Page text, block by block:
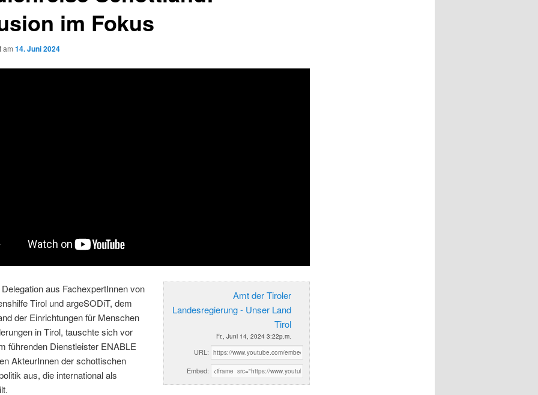
im Fokus
am 14. Juni 2024
Amt der Tiroler
Landesregierung - Unser Land
Tirol
Fr., Juni 14, 2024 3:22p.m.
URL:
Embed:
aus FachexpertInnen von
Tirol und argeSODiT, dem
der Einrichtungen für Menschen
in Tirol, tauschte sich vor
führenden Dienstleister ENABLE
AkteurInnen der schottischen
aus, die international als